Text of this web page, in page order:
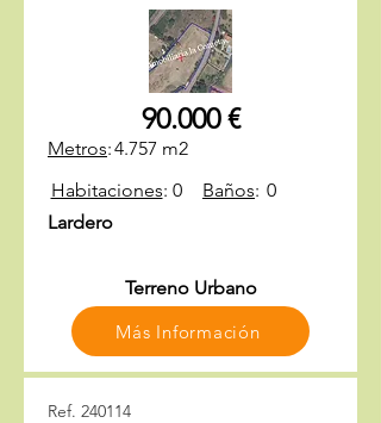
90.000 €
Metros:4.757 m2
Habitaciones: 0 Baños: 0
Lardero
Terreno Urbano
Más Información
Ref. 240114